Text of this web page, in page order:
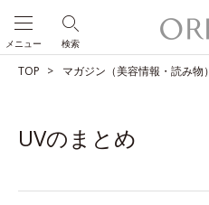
検索
メニュー
TOP マガジン（美容情報・読み物）
UVのまとめ